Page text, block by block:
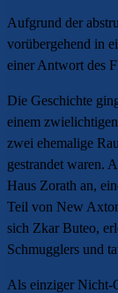
Aufgrund der
vorübergehend in
einer Antwort des
Die Geschichte
einem
zwei ehemalige
gestrandet waren.
Haus Zorath an,
Teil von New
sich Zkar Buteo,
Schmugglers und
Als einziger Nicht-